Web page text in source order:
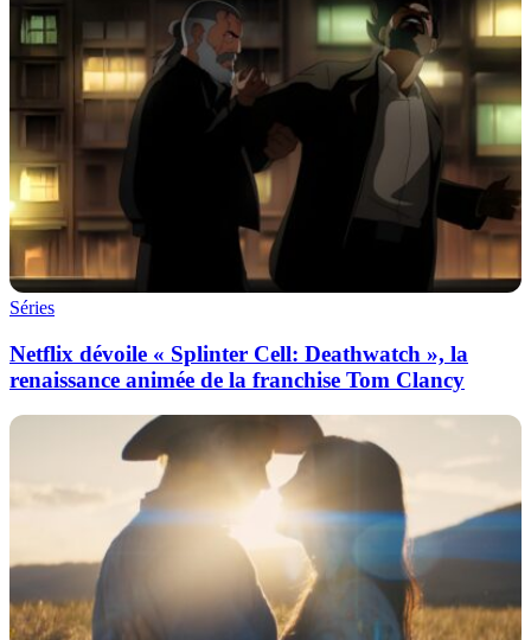
Séries
Netflix dévoile « Splinter Cell: Deathwatch », la
renaissance animée de la franchise Tom Clancy